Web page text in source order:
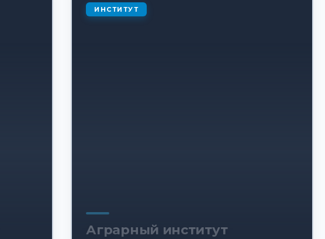
Аграрный институт
ИНСТИТУТ